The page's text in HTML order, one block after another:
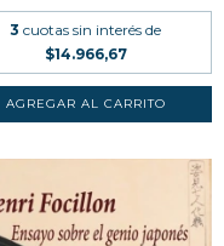
3 cuotas sin interés de
$14.966,67